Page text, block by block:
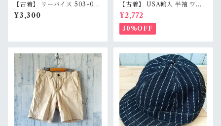
【古着】 リーバイス 503-021
7 デニムパンツ W29（70c
m） 64cmカットオフ 日焼け
¥3,300
【古着】 USA輸入 半袖 ワー
クシャツ L（身幅59.5cm）
ベージュグレー スナップボタ
ン 薄手 アメカジ RankB
¥2,772
30%OFF